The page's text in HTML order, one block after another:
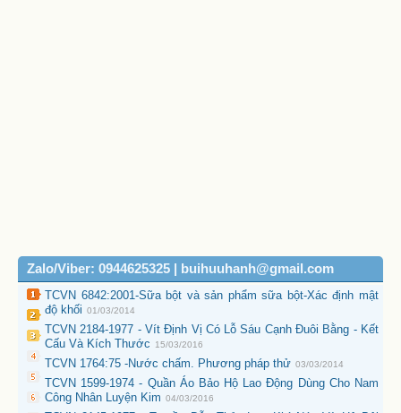
Zalo/Viber: 0944625325 | buihuuhanh@gmail.com
TCVN 6842:2001-Sữa bột và sản phẩm sữa bột-Xác định mật
độ khối 01/03/2014
TCVN 2184-1977 - Vít Định Vị Có Lỗ Sáu Cạnh Đuôi Bằng - Kết
Cấu Và Kích Thước
15/03/2016
TCVN 1764:75 -Nước chấm. Phương pháp thử 03/03/2014
TCVN 1599-1974 - Quần Áo Bảo Hộ Lao Động Dùng Cho Nam
Công Nhân Luyện Kim 04/03/2016